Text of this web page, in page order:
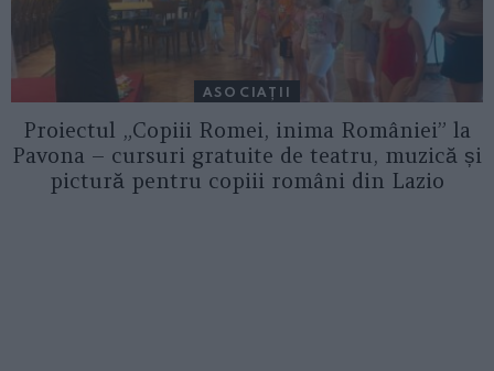
ASOCIAŢII
Proiectul „Copiii Romei, inima României” la
Pavona – cursuri gratuite de teatru, muzică și
pictură pentru copiii români din Lazio